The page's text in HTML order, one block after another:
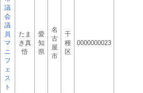
議
会
議
員
マ
ニ
フ
ェ
ス
ト
たま
き真
悟
愛
知
県
名
古
屋
市
千
種
区
0000000023